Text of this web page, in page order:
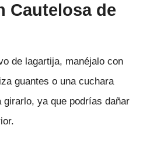
Cautelosa de
de lagartija, manéjalo con
guantes o una cuchara
girarlo, ya que podrías dañar